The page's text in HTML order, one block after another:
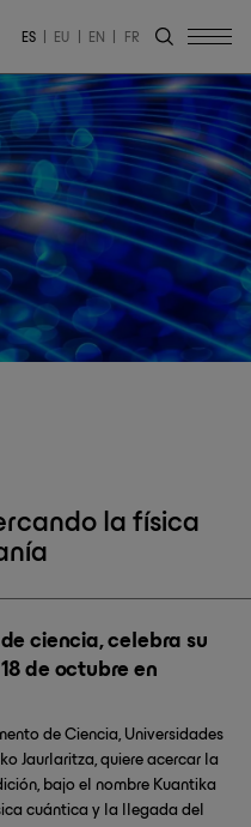
ES EU EN FR
la física
ciencia, celebra su
de octubre en
de Ciencia, Universidades
Jaurlaritza, quiere acercar la
bajo el nombre Kuantika
cuántica y la llegada del